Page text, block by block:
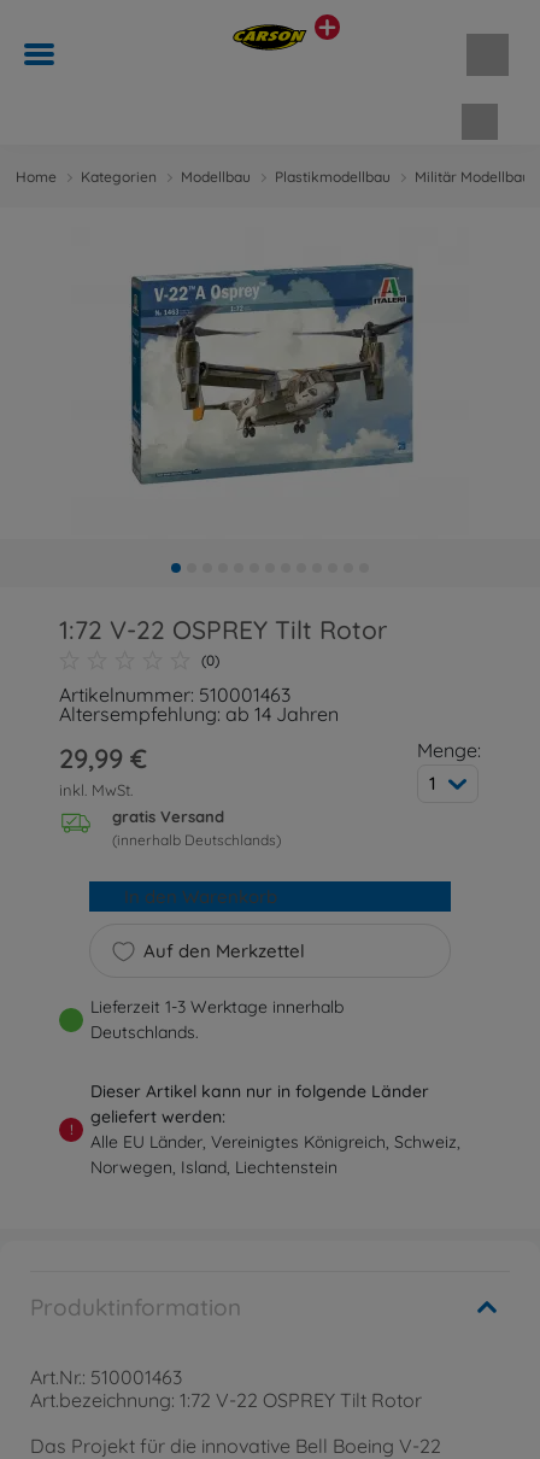
Home Kategorien Modellbau Plastikmodellbau Militär Modellbau
1:72 V-22 OSPREY Tilt Rotor
(0)
Artikelnummer: 510001463
Altersempfehlung: ab 14 Jahren
29,99 €
inkl. MwSt.
gratis Versand
(innerhalb Deutschlands)
Menge:
1
Auf den Merkzettel
In den Warenkorb
Lieferzeit 1-3 Werktage innerhalb
Deutschlands.
!
Dieser Artikel kann nur in folgende Länder
geliefert werden:
Alle EU Länder, Vereinigtes Königreich, Schweiz,
Norwegen, Island, Liechtenstein
Produktinformation
Art.Nr.: 510001463
Art.bezeichnung: 1:72 V-22 OSPREY Tilt Rotor
Das Projekt für die innovative Bell Boeing V-22